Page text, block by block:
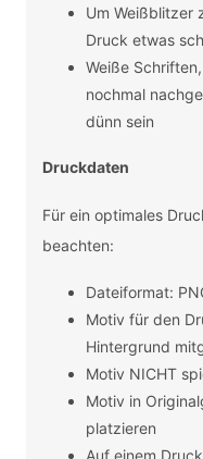
Um Weißblitzer
Druck etwas
Weiße
nochmal
dünn sein
Druckdaten
Für ein optimales
beachten:
Dateiformat:
Motiv für den
Hintergrund
Motiv NICHT
Motiv in
platzieren
Auf einem